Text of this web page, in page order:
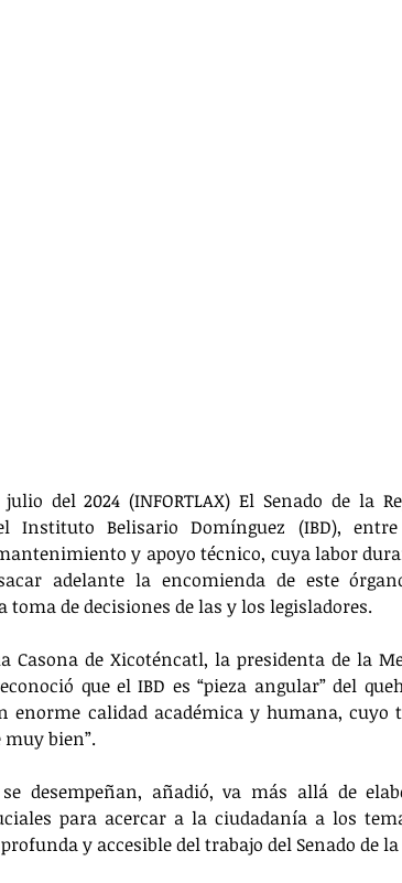
del 2024 (INFORTLAX) El Senado de la
Instituto Belisario Domínguez (IBD), entre
y apoyo técnico, cuya labor
adelante la encomienda de este
de decisiones de las y los legisladores.
Casona de Xicoténcatl, la presidenta de la
que el IBD es “pieza angular” del
enorme calidad académica y humana, cuyo
bien”.
desempeñan, añadió, va más allá de
para acercar a la ciudadanía a los
y accesible del trabajo del Senado de la